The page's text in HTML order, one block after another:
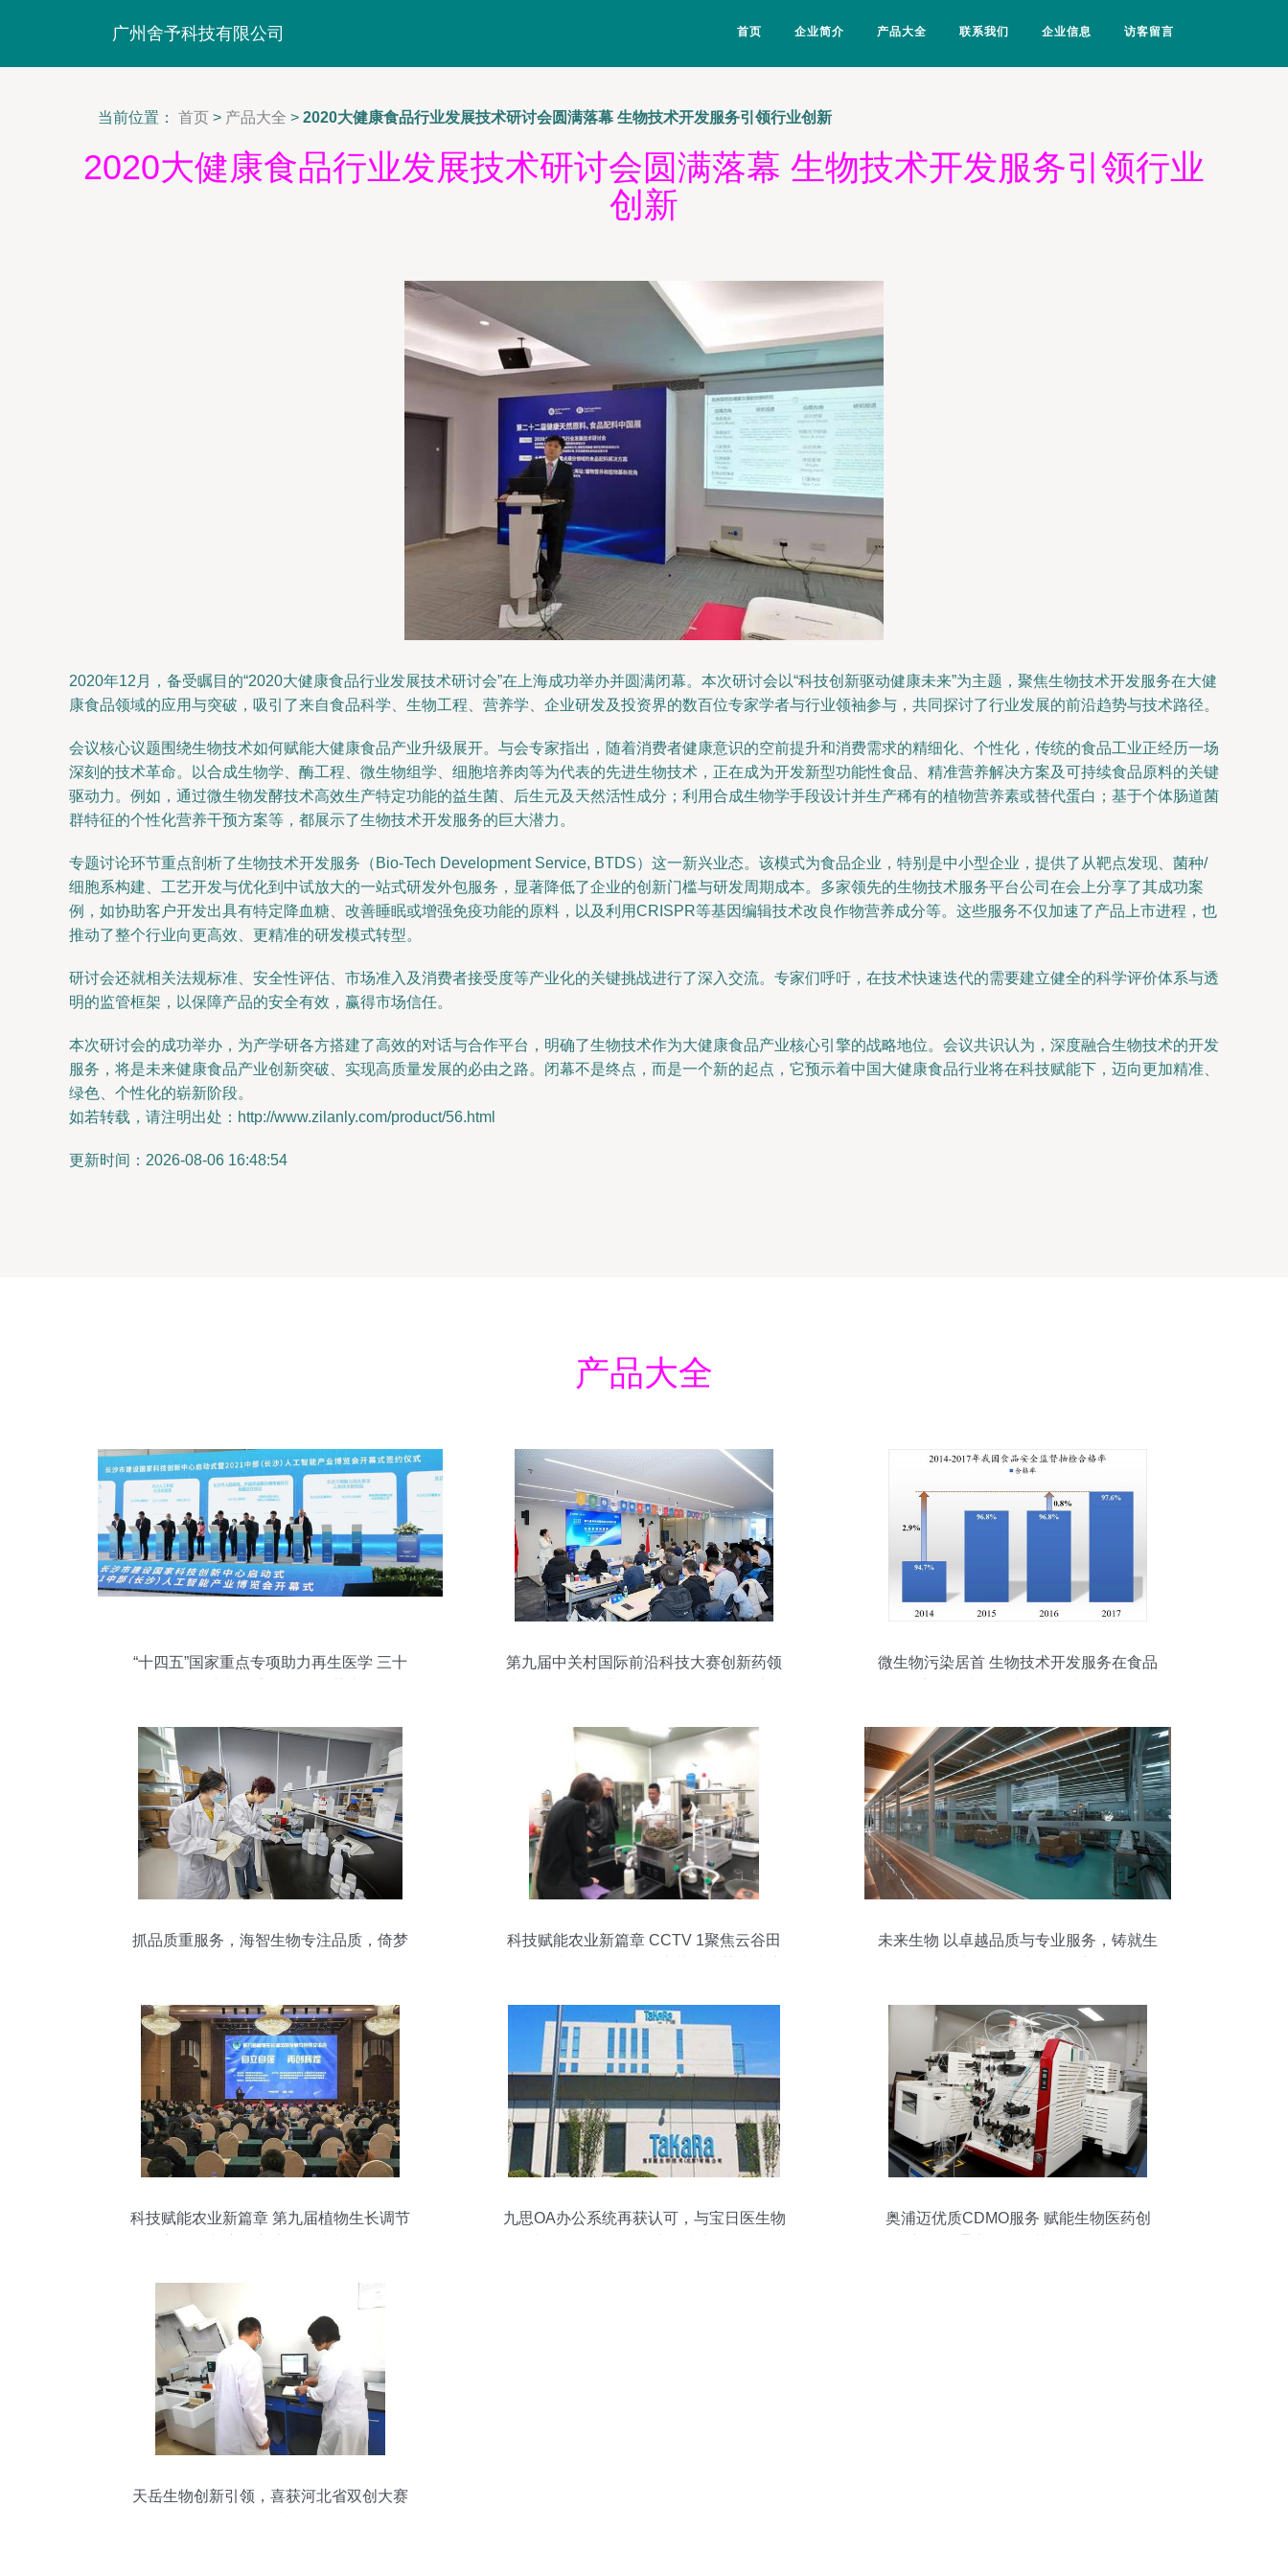
广州舍予科技有限公司 首页 企业简介 产品大全 联系我们 企业信息 访客留言
当前位置： 首页 > 产品大全 > 2020大健康食品行业发展技术研讨会圆满落幕 生物技术开发服务引领行业创新
2020大健康食品行业发展技术研讨会圆满落幕 生物技术开发服务引领行业
创新
2020年12月，备受瞩目的“2020大健康食品行业发展技术研讨会”在上海成功举办并圆满闭幕。本次研讨会以“科技创新驱动健康未来”为主题，聚焦生物技术开发服务在大健
康食品领域的应用与突破，吸引了来自食品科学、生物工程、营养学、企业研发及投资界的数百位专家学者与行业领袖参与，共同探讨了行业发展的前沿趋势与技术路径。
会议核心议题围绕生物技术如何赋能大健康食品产业升级展开。与会专家指出，随着消费者健康意识的空前提升和消费需求的精细化、个性化，传统的食品工业正经历一场
深刻的技术革命。以合成生物学、酶工程、微生物组学、细胞培养肉等为代表的先进生物技术，正在成为开发新型功能性食品、精准营养解决方案及可持续食品原料的关键
驱动力。例如，通过微生物发酵技术高效生产特定功能的益生菌、后生元及天然活性成分；利用合成生物学手段设计并生产稀有的植物营养素或替代蛋白；基于个体肠道菌
群特征的个性化营养干预方案等，都展示了生物技术开发服务的巨大潜力。
专题讨论环节重点剖析了生物技术开发服务（Bio-Tech Development Service, BTDS）这一新兴业态。该模式为食品企业，特别是中小型企业，提供了从靶点发现、菌种/
细胞系构建、工艺开发与优化到中试放大的一站式研发外包服务，显著降低了企业的创新门槛与研发周期成本。多家领先的生物技术服务平台公司在会上分享了其成功案
例，如协助客户开发出具有特定降血糖、改善睡眠或增强免疫功能的原料，以及利用CRISPR等基因编辑技术改良作物营养成分等。这些服务不仅加速了产品上市进程，也
推动了整个行业向更高效、更精准的研发模式转型。
研讨会还就相关法规标准、安全性评估、市场准入及消费者接受度等产业化的关键挑战进行了深入交流。专家们呼吁，在技术快速迭代的需要建立健全的科学评价体系与透
明的监管框架，以保障产品的安全有效，赢得市场信任。
本次研讨会的成功举办，为产学研各方搭建了高效的对话与合作平台，明确了生物技术作为大健康食品产业核心引擎的战略地位。会议共识认为，深度融合生物技术的开发
服务，将是未来健康食品产业创新突破、实现高质量发展的必由之路。闭幕不是终点，而是一个新的起点，它预示着中国大健康食品行业将在科技赋能下，迈向更加精准、
绿色、个性化的崭新阶段。
如若转载，请注明出处：http://www.zilanly.com/product/56.html
更新时间：2026-08-06 16:48:54
产品大全
“十四五”国家重点专项助力再生医学 三十
第九届中关村国际前沿科技大赛创新药领
微生物污染居首 生物技术开发服务在食品
抓品质重服务，海智生物专注品质，倚梦
科技赋能农业新篇章 CCTV 1聚焦云谷田
未来生物 以卓越品质与专业服务，铸就生
科技赋能农业新篇章 第九届植物生长调节
九思OA办公系统再获认可，与宝日医生物
奥浦迈优质CDMO服务 赋能生物医药创
天岳生物创新引领，喜获河北省双创大赛